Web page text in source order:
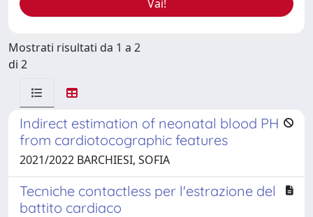
Mostrati risultati da 1 a 2
di 2
Indirect estimation of neonatal blood PH
from cardiotocographic features
2021/2022 BARCHIESI, SOFIA
Tecniche contactless per l'estrazione del
battito cardiaco